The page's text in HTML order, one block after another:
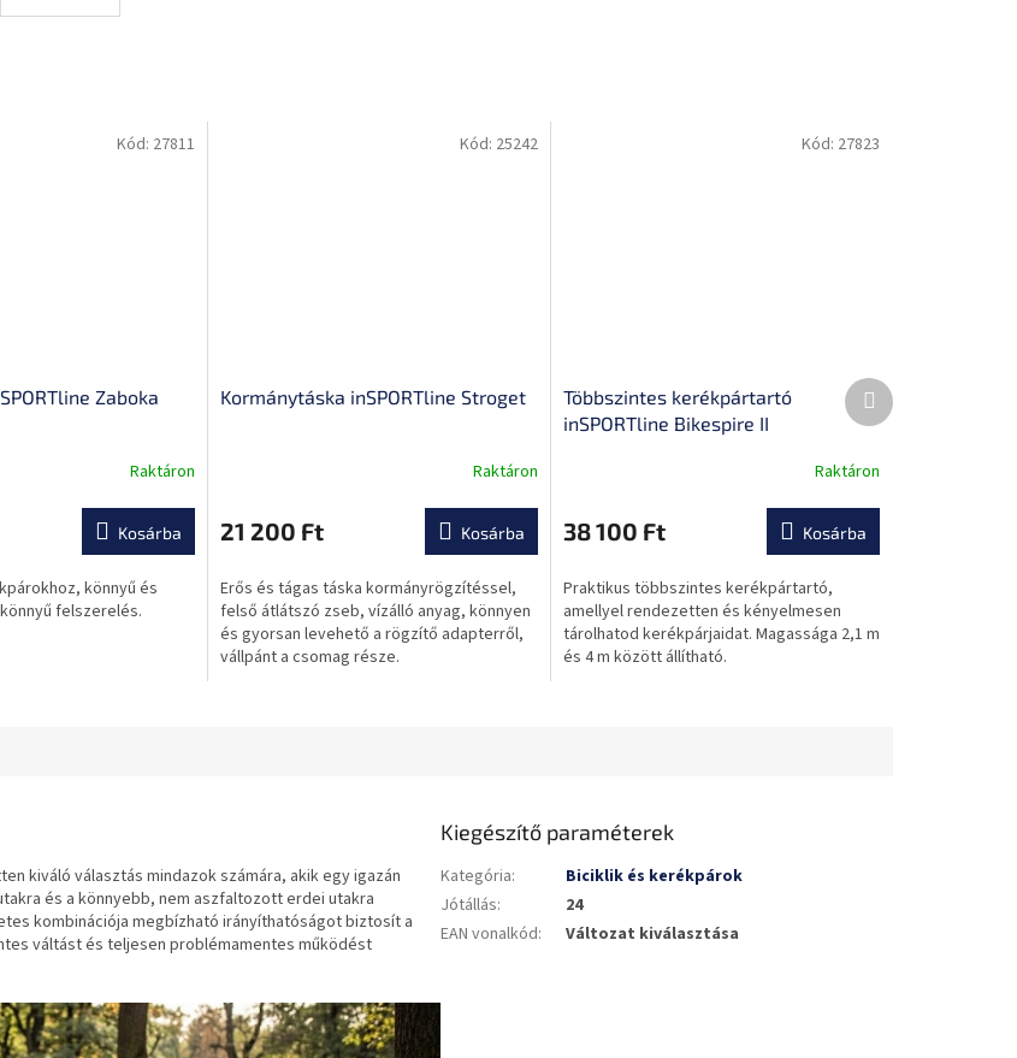
Zaboka
Raktáron
Kosárba
könnyű és
felszerelés.
Kód: 27811
Kormánytáska inSPORTline Stroget
átlagos
értékelése
ből
0,0
csillag.
Raktáron
21 200 Ft Kosárba
Erős és tágas táska kormányrögzítéssel,
felső átlátszó zseb, vízálló anyag, könnyen
és gyorsan levehető a rögzítő adapterről,
vállpánt a csomag része.
Kód: 25242
Többszintes kerékpártartó
inSPORTline Bikespire II
átlagos
értékelése
ből
0,0
csillag.
Raktáron
38 100 Ft Kosárba
Praktikus többszintes kerékpártartó,
amellyel rendezetten és kényelmesen
tárolhatod kerékpárjaidat. Magassága 2,1 m
és 4 m között állítható.
Kód: 27823
Következő
termék
kiváló választás mindazok számára, akik egy igazán
és a könnyebb, nem aszfaltozott erdei utakra
kombinációja megbízható irányíthatóságot biztosít a
váltást és teljesen problémamentes működést
Kiegészítő paraméterek
Kategória:
Biciklik és kerékpárok
Jótállás:
24
EAN vonalkód: Változat kiválasztása